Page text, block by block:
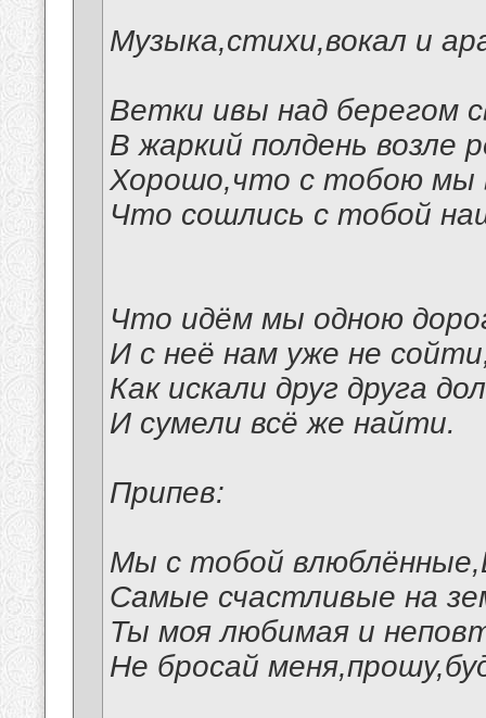
Музыка,стихи,вокал и
Ветки ивы над берегом
В жаркий полдень возле
Хорошо,что с тобою мы
Что сошлись с тобой
Что идём мы одною
И с неё нам уже не
Как искали друг друга
И сумели всё же найти.
Припев:
Мы с тобой
Самые счастливые на
Ты моя любимая и
Не бросай